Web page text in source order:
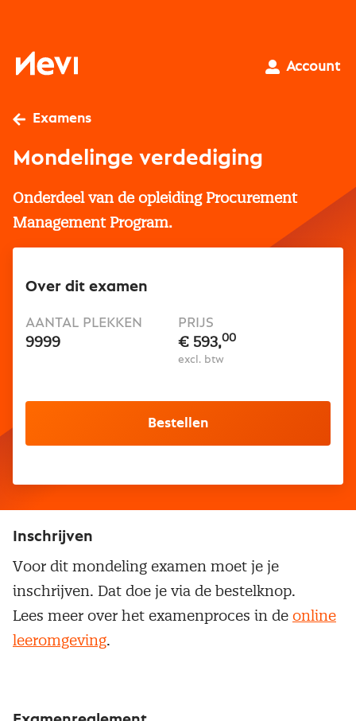
Nevi
Account
Examens
Mondelinge verdediging
Onderdeel van de opleiding Procurement
Management Program.
Over dit examen
AANTAL PLEKKEN
9999
PRIJS
€ 593,00
excl. btw
Bestellen
Inschrijven
Voor dit mondeling examen moet je je
inschrijven. Dat doe je via de bestelknop.
Lees meer over het examenproces in de online
leeromgeving.